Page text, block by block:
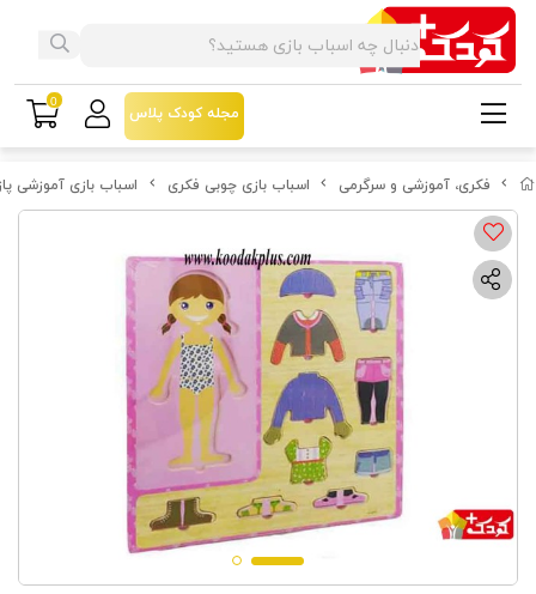
فکری، آموزشی و سرگرمی اسباب بازی چوبی فکری اسباب بازی آموزشی پازل
مجله کودک پلاس
0